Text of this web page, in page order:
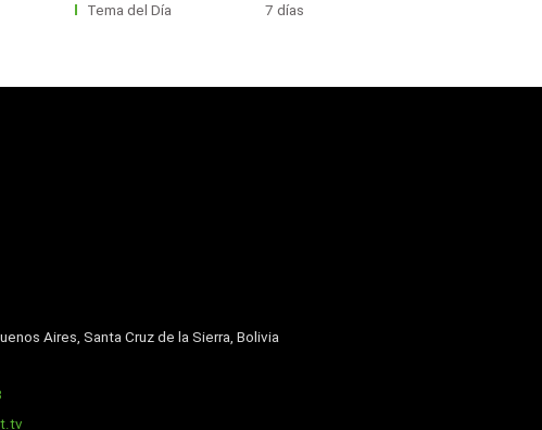
Tema del Día 7 días
Aires, Santa Cruz de la Sierra, Bolivia